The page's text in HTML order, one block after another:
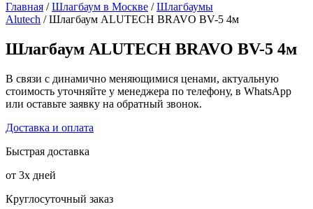
Главная /Шлагбаум в Москве /Шлагбаумы
Alutech / Шлагбаум ALUTECH BRAVO BV-5 4м
Шлагбаум ALUTECH BRAVO BV-5 4м
В связи с динамично меняющимися ценами, актуальную
стоимость уточняйте у менеджера по телефону, в WhatsApp
или оставьте заявку на обратный звонок.
Доставка и оплата
Быстрая доставка
от 3х дней
Круглосуточный заказ